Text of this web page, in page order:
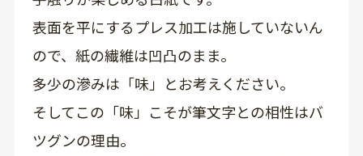
表面を平にするプレス加工は施していないん
ので、紙の繊維は凹凸のまま。
多少の滲みは「味」とお考えください。
そしてこの「味」こそが筆文字との相性はバ
ツグンの理由。